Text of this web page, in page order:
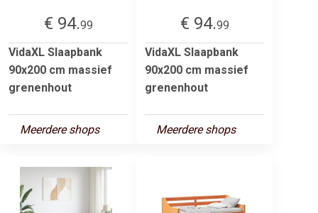
€ 94.99
VidaXL Slaapbank
90x200 cm massief
grenenhout
Meerdere shops
€ 94.99
VidaXL Slaapbank
90x200 cm massief
grenenhout
Meerdere shops